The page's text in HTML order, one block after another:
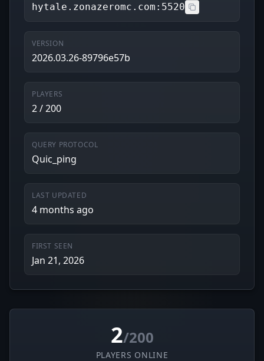
hytale.zonazeromc.com:5520
VERSION
2026.03.26-89796e57b
PLAYERS
2 / 200
QUERY PROTOCOL
Quic_ping
LAST UPDATED
4 months ago
FIRST SEEN
Jan 21, 2026
2/200
PLAYERS ONLINE